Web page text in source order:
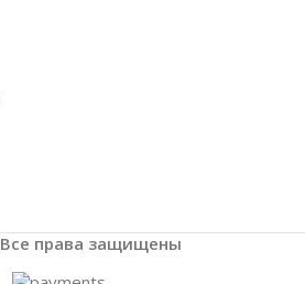
Все права защищены